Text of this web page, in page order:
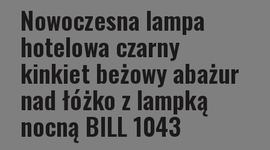
Nowoczesna lampa
hotelowa czarny
kinkiet beżowy abażur
nad łóżko z lampką
nocną BILL 1043